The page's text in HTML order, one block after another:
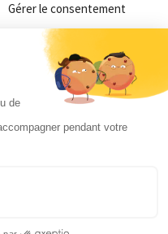
Gérer le consentement
mesurer notre audience et vous
ceux que vous autorisez